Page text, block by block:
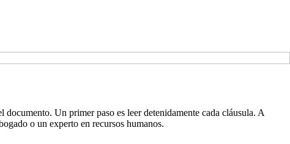
Un primer paso es leer detenidamente cada cláusula. A
o un experto en recursos humanos.